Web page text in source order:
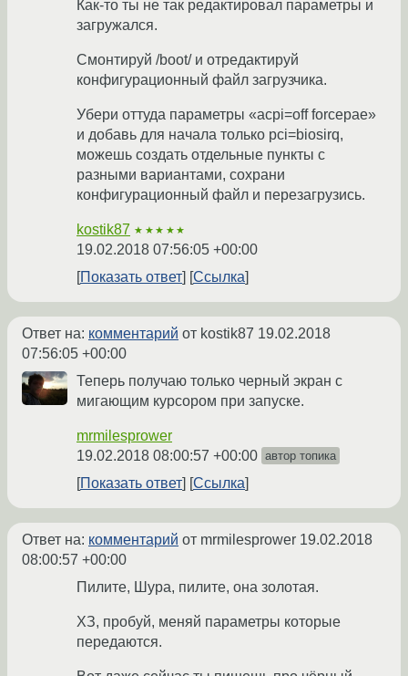
Как-то ты не так редактировал параметры и
загружался.
Смонтируй /boot/ и отредактируй
конфигурационный файл загрузчика.
Убери оттуда параметры «acpi=off forcepae»
и добавь для начала только pci=biosirq,
можешь создать отдельные пункты с
разными вариантами, сохрани
конфигурационный файл и перезагрузись.
kostik87 ★★★★★
19.02.2018 07:56:05 +00:00
Показать ответ
Ссылка
Ответ на: комментарий от kostik87 19.02.2018
07:56:05 +00:00
Теперь получаю только черный экран с
мигающим курсором при запуске.
mrmilesprower
19.02.2018 08:00:57 +00:00 автор топика
Показать ответ Ссылка
Ответ на: комментарий от mrmilesprower 19.02.2018
08:00:57 +00:00
Пилите, Шура, пилите, она золотая.
ХЗ, пробуй, меняй параметры которые
передаются.